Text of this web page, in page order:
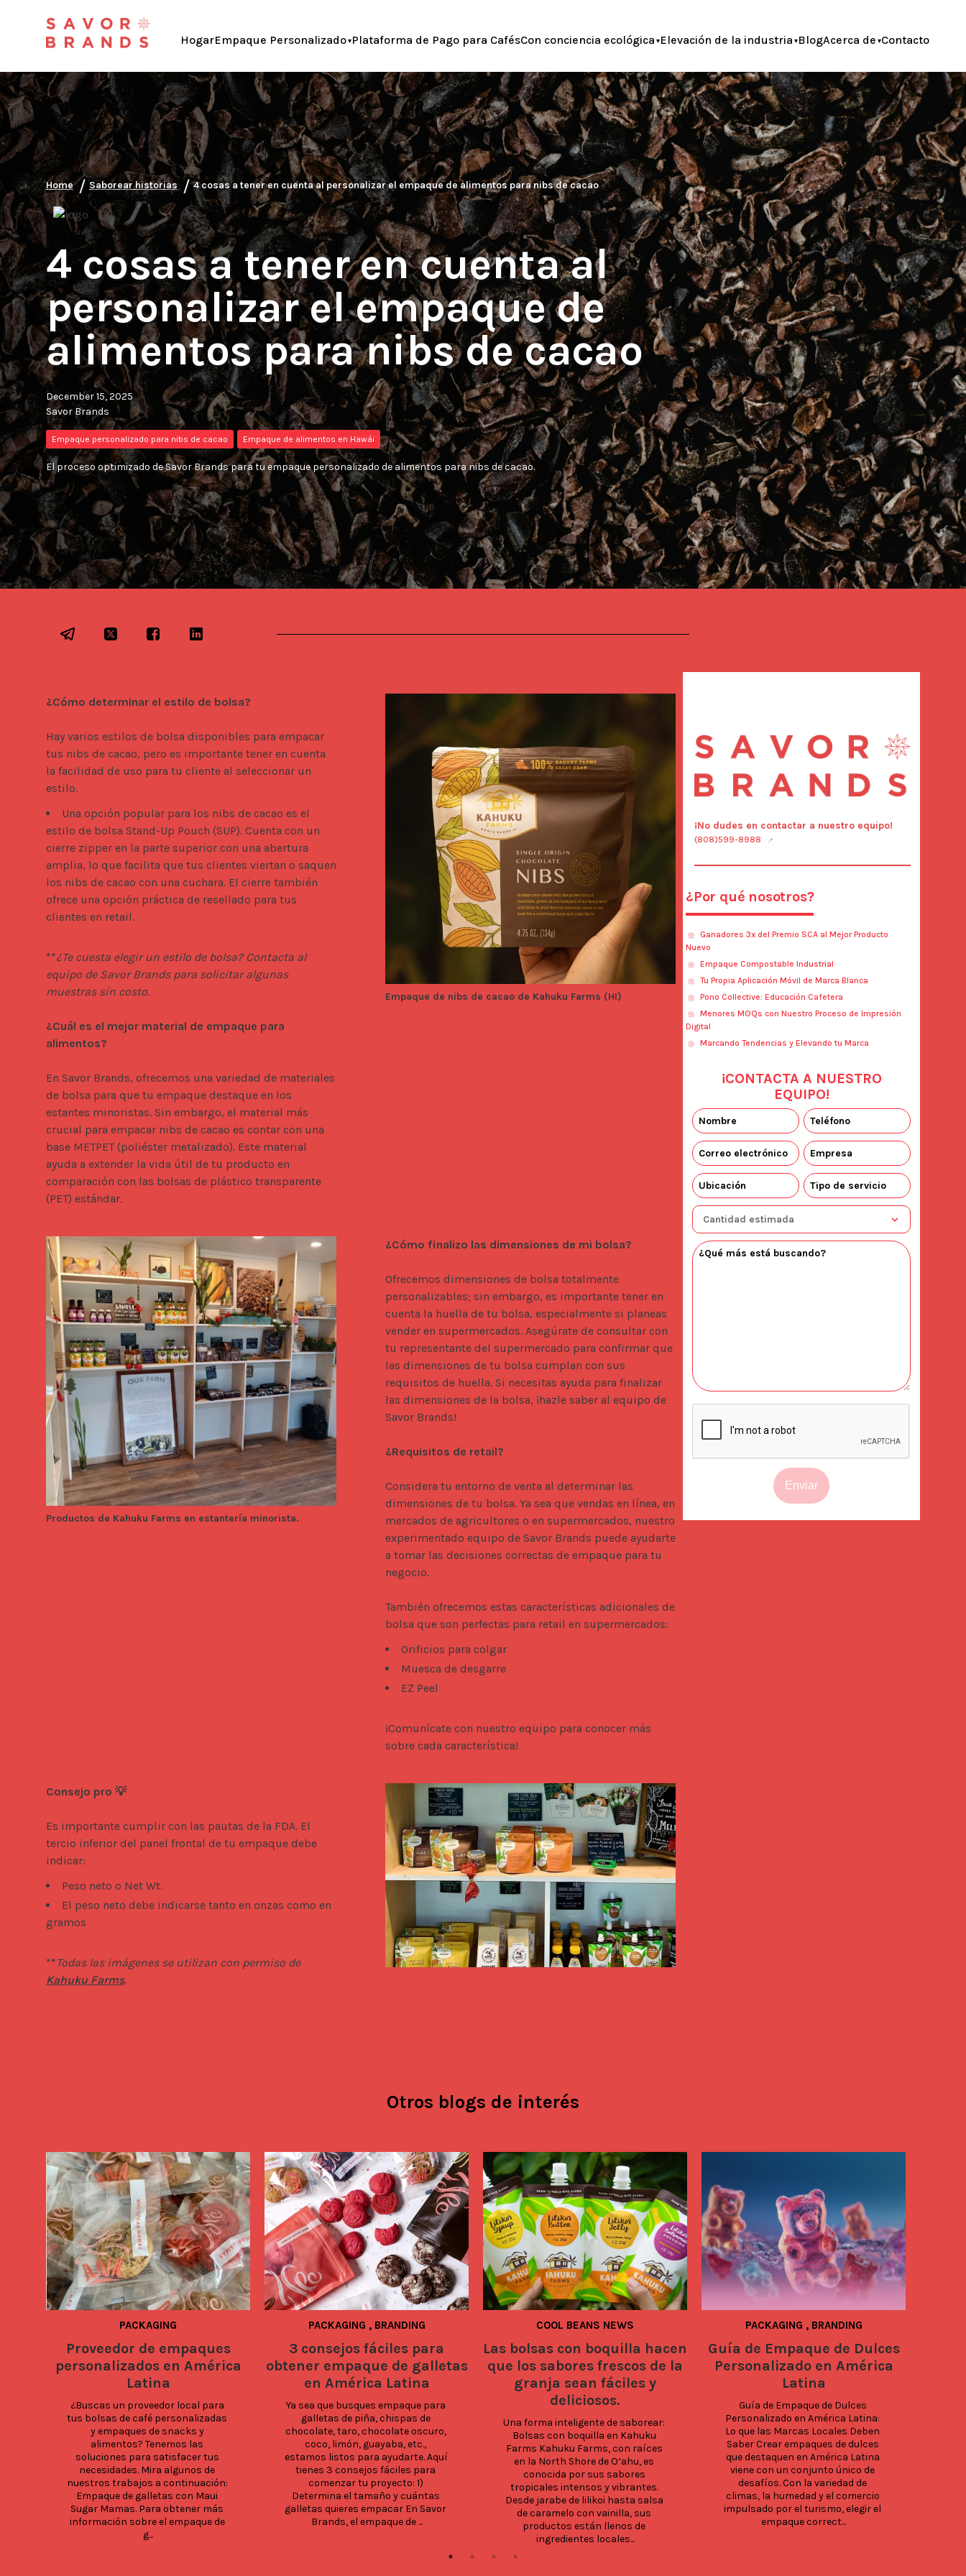
HogarEmpaque Personalizado Plataforma de Pago para CafésCon conciencia ecológica Elevación de la industria BlogAcerca de Contacto
Home / Saborear historias / 4 cosas a tener en cuenta al personalizar el empaque de alimentos para nibs de cacao
4 cosas a tener en cuenta al
personalizar el empaque de
alimentos para nibs de cacao
December 15, 2025
Savor Brands
Empaque personalizado para nibs de cacao Empaque de alimentos en Hawái
El proceso optimizado de Savor Brands para tu empaque personalizado de alimentos para nibs de cacao.
¿Cómo determinar el estilo de bolsa?
Hay varios estilos de bolsa disponibles para empacar
tus nibs de cacao, pero es importante tener en cuenta
la facilidad de uso para tu cliente al seleccionar un
estilo.
Una opción popular para los nibs de cacao es el
estilo de bolsa Stand-Up Pouch (SUP). Cuenta con un
cierre zipper en la parte superior con una abertura
amplia, lo que facilita que tus clientes viertan o saquen
los nibs de cacao con una cuchara. El cierre también
ofrece una opción práctica de resellado para tus
clientes en retail.
**¿Te cuesta elegir un estilo de bolsa? Contacta al
equipo de Savor Brands para solicitar algunas
muestras sin costo.
¿Cuál es el mejor material de empaque para
alimentos?
En Savor Brands, ofrecemos una variedad de materiales
de bolsa para que tu empaque destaque en los
estantes minoristas. Sin embargo, el material más
crucial para empacar nibs de cacao es contar con una
base METPET (poliéster metalizado). Este material
ayuda a extender la vida útil de tu producto en
comparación con las bolsas de plástico transparente
(PET) estándar.
Empaque de nibs de cacao de Kahuku Farms (HI)
¿Cómo finalizo las dimensiones de mi bolsa?
Ofrecemos dimensiones de bolsa totalmente
personalizables; sin embargo, es importante tener en
cuenta la huella de tu bolsa, especialmente si planeas
vender en supermercados. Asegúrate de consultar con
tu representante del supermercado para confirmar que
las dimensiones de tu bolsa cumplan con sus
requisitos de huella. Si necesitas ayuda para finalizar
las dimensiones de la bolsa, ¡hazle saber al equipo de
Savor Brands!
¿Requisitos de retail?
Considera tu entorno de venta al determinar las
dimensiones de tu bolsa. Ya sea que vendas en línea, en
mercados de agricultores o en supermercados, nuestro
experimentado equipo de Savor Brands puede ayudarte
a tomar las decisiones correctas de empaque para tu
negocio.
También ofrecemos estas características adicionales de
bolsa que son perfectas para retail en supermercados:
Orificios para colgar
Muesca de desgarre
EZ Peel
¡Comunícate con nuestro equipo para conocer más
sobre cada característica!
Productos de Kahuku Farms en estantería minorista.
Consejo pro 💡
Es importante cumplir con las pautas de la FDA. El
tercio inferior del panel frontal de tu empaque debe
indicar:
Peso neto o Net Wt.
El peso neto debe indicarse tanto en onzas como en
gramos
**
Todas las imágenes se utilizan con permiso de
Kahuku Farms.
¡No dudes en contactar a nuestro equipo!
(808)599-8988
¿Por qué nosotros?
Ganadores 3x del Premio SCA al Mejor Producto
Nuevo
Empaque Compostable Industrial
Tu Propia Aplicación Móvil de Marca Blanca
Pono Collective: Educación Cafetera
Menores MOQs con Nuestro Proceso de Impresión
Digital
Marcando Tendencias y Elevando tu Marca
¡CONTACTA A NUESTRO
EQUIPO!
Enviar
Otros blogs de interés
PACKAGING
Proveedor de empaques
personalizados en América
Latina
¿Buscas un proveedor local para
tus bolsas de café personalizadas
y empaques de snacks y
alimentos? Tenemos las
soluciones para satisfacer tus
necesidades. Mira algunos de
nuestros trabajos a continuación:
Empaque de galletas con Maui
Sugar Mamas. Para obtener más
información sobre el empaque de
g...
PACKAGING , BRANDING
3 consejos fáciles para
obtener empaque de galletas
en América Latina
Ya sea que busques empaque para
galletas de piña, chispas de
chocolate, taro, chocolate oscuro,
coco, limón, guayaba, etc.,
estamos listos para ayudarte. Aquí
tienes 3 consejos fáciles para
comenzar tu proyecto: 1)
Determina el tamaño y cuántas
galletas quieres empacar En Savor
Brands, el empaque de ...
COOL BEANS NEWS
Las bolsas con boquilla hacen
que los sabores frescos de la
granja sean fáciles y
deliciosos.
Una forma inteligente de saborear:
Bolsas con boquilla en Kahuku
Farms Kahuku Farms, con raíces
en la North Shore de O‘ahu, es
conocida por sus sabores
tropicales intensos y vibrantes.
Desde jarabe de lilikoi hasta salsa
de caramelo con vainilla, sus
productos están llenos de
ingredientes locales...
PACKAGING , BRANDING
Guía de Empaque de Dulces
Personalizado en América
Latina
Guía de Empaque de Dulces
Personalizado en América Latina:
Lo que las Marcas Locales Deben
Saber Crear empaques de dulces
que destaquen en América Latina
viene con un conjunto único de
desafíos. Con la variedad de
climas, la humedad y el comercio
impulsado por el turismo, elegir el
empaque correct...